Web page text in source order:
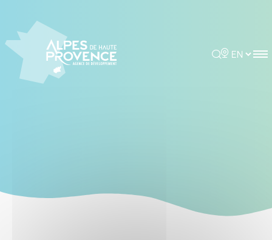
Rechercher
Choisir la